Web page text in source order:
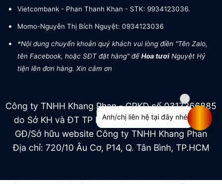
Vietcombank - Phan Thanh Khan - STK: 9934123036.
Momo-Nguyễn Thị Bích Nguyệt: 0934123036
*Nội dung chuyển khoản quý khách vui lòng điền "Tên Zalo,
tên Facebook, hoặc SĐT đặt hàng" đểHoa tươi Nguyệt Hỷ
tiện lên đơn hàng. Xin cảm ơn
Công ty TNHH Khang Phan - GPKD số 0317366885
do Sở KH và ĐT TP HCM cấp ngày 04/07/2022
GĐ/Sở hữu website Công ty TNHH Khang Phan
Địa chỉ: 720/10 Âu Cơ, P14, Q. Tân Bình, TP.HCM
Anh/chị liên hệ tại đây nhé